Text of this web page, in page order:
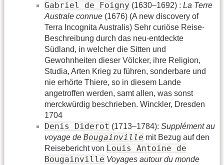
Gabriel de Foigny (1630–1692) : La Terre
Australe connue (1676) (A new discovery of
Terra Incognita Australis) Sehr curiöse Reise-
Beschreibung durch das neu-entdeckte
Südland, in welcher die Sitten und
Gewohnheiten dieser Völcker, ihre Religion,
Studia, Arten Krieg zu führen, sonderbare und
nie erhörte Thiere, so in diesem Lande
angetroffen werden, samt allen, was sonst
merckwürdig beschrieben. Winckler, Dresden
1704
Denis Diderot (1713–1784): Supplément au
voyage de Bougainville mit Bezug auf den
Reisebericht von Louis Antoine de
Bougainville Voyages autour du monde